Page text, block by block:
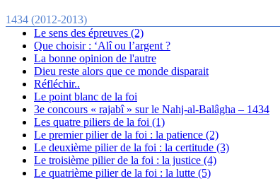
1434 (2012-2013)
Le sens des épreuves (2)
Que choisir : ‘Alî ou l’argent ?
La bonne opinion de l'autre
Dieu reste alors que ce monde disparait
Réfléchir..
Le point blanc de la foi
3e concours « rajabî » sur le Nahj-al-Balâgha – 1434
Les quatre piliers de la foi (1)
Le premier pilier de la foi : la patience (2)
Le deuxième pilier de la foi : la certitude (3)
Le troisième pilier de la foi : la justice (4)
Le quatrième pilier de la foi : la lutte (5)